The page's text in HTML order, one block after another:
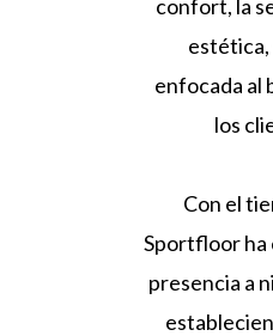
confort, la
enfocada al
los
Con el
Sportfloor ha
presencia a